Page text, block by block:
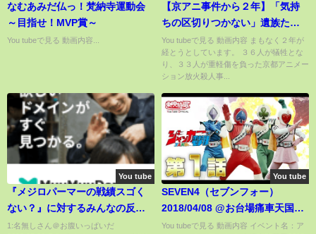
なむあみだ仏っ！梵納寺運動会
～目指せ！MVP賞～
You tubeで見る 動画内容...
【京アニ事件から２年】「気持
ちの区切りつかない」遺族たち
の思い･･･青葉被告の元主治医は
「逃げないでほしい」
You tubeで見る 動画内容 まもなく２年が
経とうとしています。 ３６人が犠牲とな
り、３３人が重軽傷を負った京都アニメー
ション放火殺人事...
You tube
『メジロパーマーの戦績スゴく
ない？』に対するみんなの反応
🐎まとめ【ウマ娘プリティーダ
1:名無しさん＠お腹いっぱいだ
You tube
SEVEN4（セブンフォー）
2018/04/08 @お台場痛車天国
2018
You tubeで見る 動画内容 イベント名：ア